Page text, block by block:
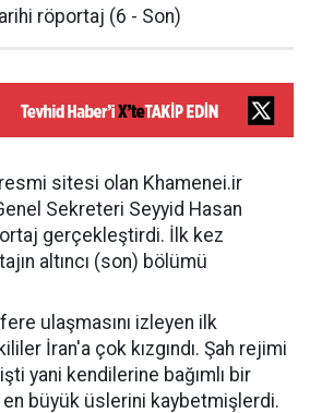
röportaj (6 - Son)
sitesi olan Khamenei.ir
Sekreteri Seyyid Hasan
gerçekleştirdi. İlk kez
altıncı (son) bölümü
ulaşmasını izleyen ilk
İran'a çok kızgındı. Şah rejimi
yani kendilerine bağımlı bir
büyük üslerini kaybetmişlerdi.